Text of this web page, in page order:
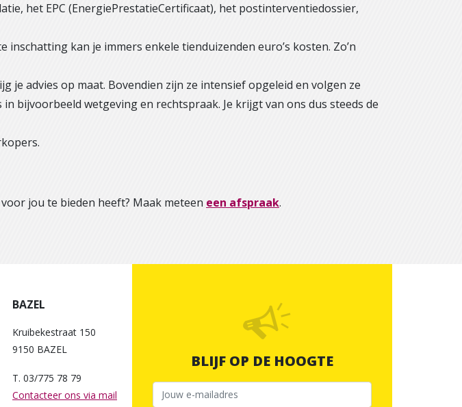
het EPC (EnergiePrestatieCertificaat), het postinterventiedossier,
kan je immers enkele tienduizenden euro’s kosten. Zo’n
je advies op maat. Bovendien zijn ze intensief opgeleid en volgen ze
bijvoorbeeld wetgeving en rechtspraak. Je krijgt van ons dus steeds de
jou te bieden heeft? Maak meteen een afspraak.
BAZEL
Kruibekestraat 150
9150 BAZEL
T. 03/775 78 79
Contacteer ons via mail
BLIJF OP DE HOOGTE